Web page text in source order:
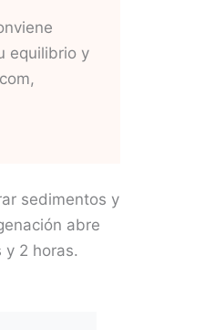
equilibrio y
sedimentos y
abre
y 2 horas.